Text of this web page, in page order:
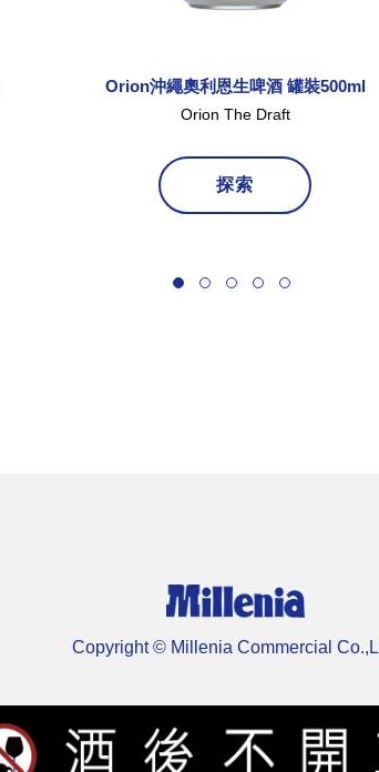
Orion沖繩奧利恩生啤酒 罐裝500ml
Orion The Draft
探索
Copyright © Millenia Commercial